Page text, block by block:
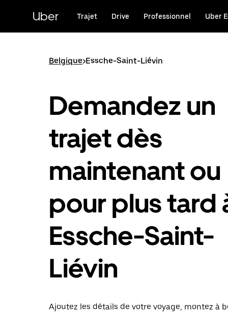
principal
Uber Trajet Drive Professionnel Uber
Belgique>Essche-Saint-Liévin
Demandez un
trajet dès
maintenant ou
pour plus tard
Essche-Saint-
Liévin
Ajoutez les détails de votre voyage, montez à